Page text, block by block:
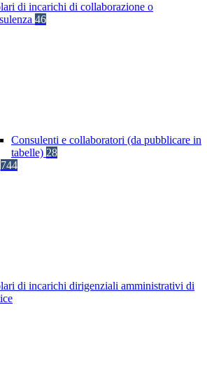
di incarichi di collaborazione o
46
Consulenti e collaboratori (da pubblicare in
tabelle) 28
744
di incarichi dirigenziali amministrativi di